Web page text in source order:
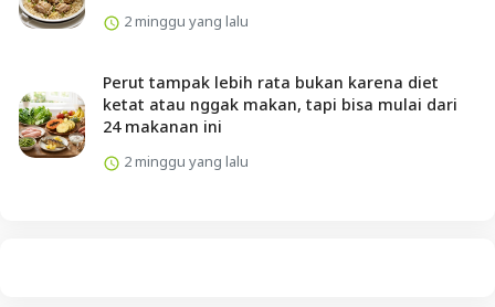
2 minggu yang lalu
Perut tampak lebih rata bukan karena diet
ketat atau nggak makan, tapi bisa mulai dari
24 makanan ini
2 minggu yang lalu